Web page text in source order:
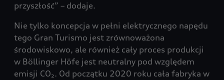
przyszłość” – dodaje.
Nie tylko koncepcja w pełni elektrycznego napędu
tego Gran Turismo jest zrównoważona
środowiskowo, ale również cały proces produkcji
w Böllinger Höfe jest neutralny pod względem
emisji CO₂. Od początku 2020 roku cała fabryka w